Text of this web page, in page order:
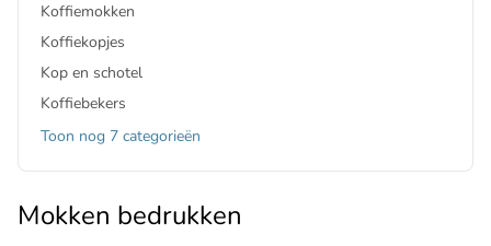
Koffiemokken
Koffiekopjes
Kop en schotel
Koffiebekers
Toon nog 7 categorieën
Mokken bedrukken